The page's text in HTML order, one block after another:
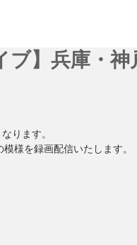
ブ】兵庫・
ります。
様を録画配信いたします。